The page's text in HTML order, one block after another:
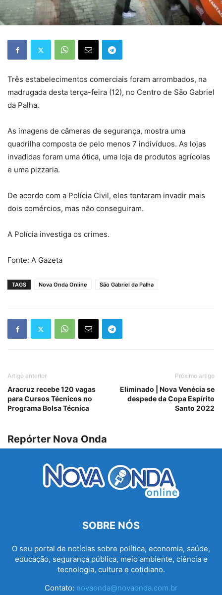
Três estabelecimentos comerciais foram arrombados, na
madrugada desta terça-feira (12), no Centro de São Gabriel
da Palha.
As imagens de câmeras de segurança, mostra uma
quadrilha composta de pelo menos 7 indivíduos. As lojas
invadidas foram uma ótica, uma loja de produtos agrícolas
e uma pizzaria.
De acordo com a Polícia Civil, eles tentaram invadir mais
dois comércios, mas não conseguiram.
A Polícia investiga os crimes.
Fonte: A Gazeta
TAGS Nova Onda Online São Gabriel da Palha
Artigo anterior
Aracruz recebe 120 vagas
para Cursos Técnicos no
Programa Bolsa Técnica
Próximo artigo
Eliminado | Nova Venécia se
despede da Copa Espírito
Santo 2022
Repórter Nova Onda
SOBRE NÓS
O seu portal de notícias sobre política, economia, saúde,
educação, segurança pública, meio ambiente, ciência e
tecnologia, cultura e cotidiano.
Contato: novaonda@novaonda.com.br